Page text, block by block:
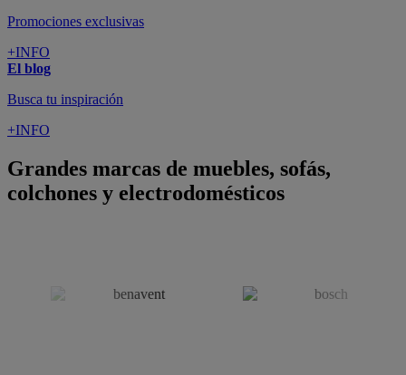
Promociones exclusivas
+INFO
El blog
Busca tu inspiración
+INFO
Grandes marcas de muebles, sofás,
colchones y electrodomésticos